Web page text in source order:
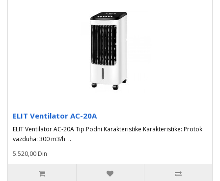
ELIT Ventilator AC-20A
ELIT Ventilator AC-20A Tip Podni Karakteristike Karakteristike: Protok
vazduha: 300 m3/h ..
5.520,00 Din